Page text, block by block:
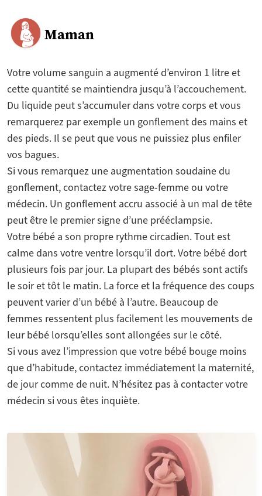
Maman
Votre volume sanguin a augmenté d’environ 1 litre et
cette quantité se maintiendra jusqu’à l’accouchement.
Du liquide peut s’accumuler dans votre corps et vous
remarquerez par exemple un gonflement des mains et
des pieds. Il se peut que vous ne puissiez plus enfiler
vos bagues.
Si vous remarquez une augmentation soudaine du
gonflement, contactez votre sage-femme ou votre
médecin. Un gonflement accru associé à un mal de tête
peut être le premier signe d’une prééclampsie.
Votre bébé a son propre rythme circadien. Tout est
calme dans votre ventre lorsqu’il dort. Votre bébé dort
plusieurs fois par jour. La plupart des bébés sont actifs
le soir et tôt le matin. La force et la fréquence des coups
peuvent varier d’un bébé à l’autre. Beaucoup de
femmes ressentent plus facilement les mouvements de
leur bébé lorsqu’elles sont allongées sur le côté.
Si vous avez l’impression que votre bébé bouge moins
que d’habitude, contactez immédiatement la maternité,
de jour comme de nuit. N’hésitez pas à contacter votre
médecin si vous êtes inquiète.